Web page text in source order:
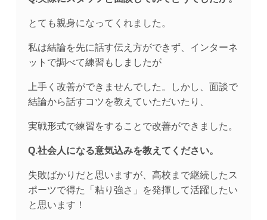
とても親身になってくれました。
私は結論を先に話す伝え方ができず、インターネ
ットで調べて練習もしましたが
上手く改善ができませんでした。しかし、面談で
結論から話すコツを教えていただいたり、
実戦形式で練習をすることで改善ができました。
Q.社会人になる意気込みを教えてください。
失敗ばかりだと思いますが、高校まで継続したス
ポーツで得た「粘り強さ」を発揮して活躍したい
と思います！